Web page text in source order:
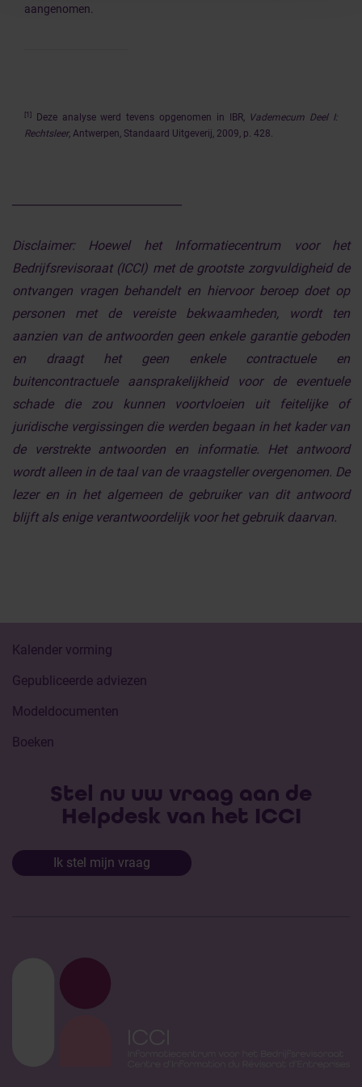
aangenomen.
[1] Deze analyse werd tevens opgenomen in IBR, Vademecum Deel I:
Rechtsleer, Antwerpen, Standaard Uitgeverij, 2009, p. 428.
Disclaimer: Hoewel het Informatiecentrum voor het
Bedrijfsrevisoraat (ICCI) met de grootste zorgvuldigheid de
ontvangen vragen behandelt en hiervoor beroep doet op
personen met de vereiste bekwaamheden, wordt ten
aanzien van de antwoorden geen enkele garantie geboden
en draagt het geen enkele contractuele en
buitencontractuele aansprakelijkheid voor de eventuele
schade die zou kunnen voortvloeien uit feitelijke of
juridische vergissingen die werden begaan in het kader van
de verstrekte antwoorden en informatie. Het antwoord
wordt alleen in de taal van de vraagsteller overgenomen. De
lezer en in het algemeen de gebruiker van dit antwoord
blijft als enige verantwoordelijk voor het gebruik daarvan.
Kalender vorming
Gepubliceerde adviezen
Modeldocumenten
Boeken
Stel nu uw vraag aan de
Helpdesk van het ICCI
Ik stel mijn vraag